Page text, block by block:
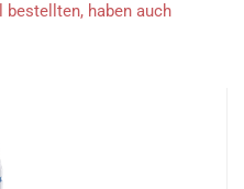
bestellten, haben auch